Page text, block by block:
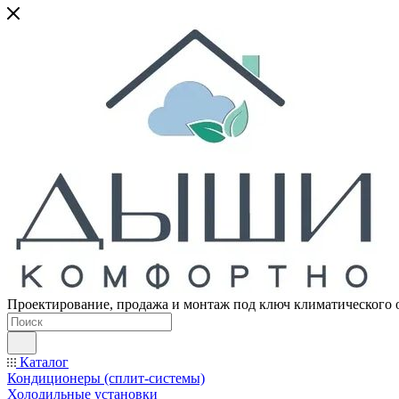
Проектирование, продажа и монтаж под ключ климатического
Каталог
Кондиционеры (сплит-системы)
Холодильные установки